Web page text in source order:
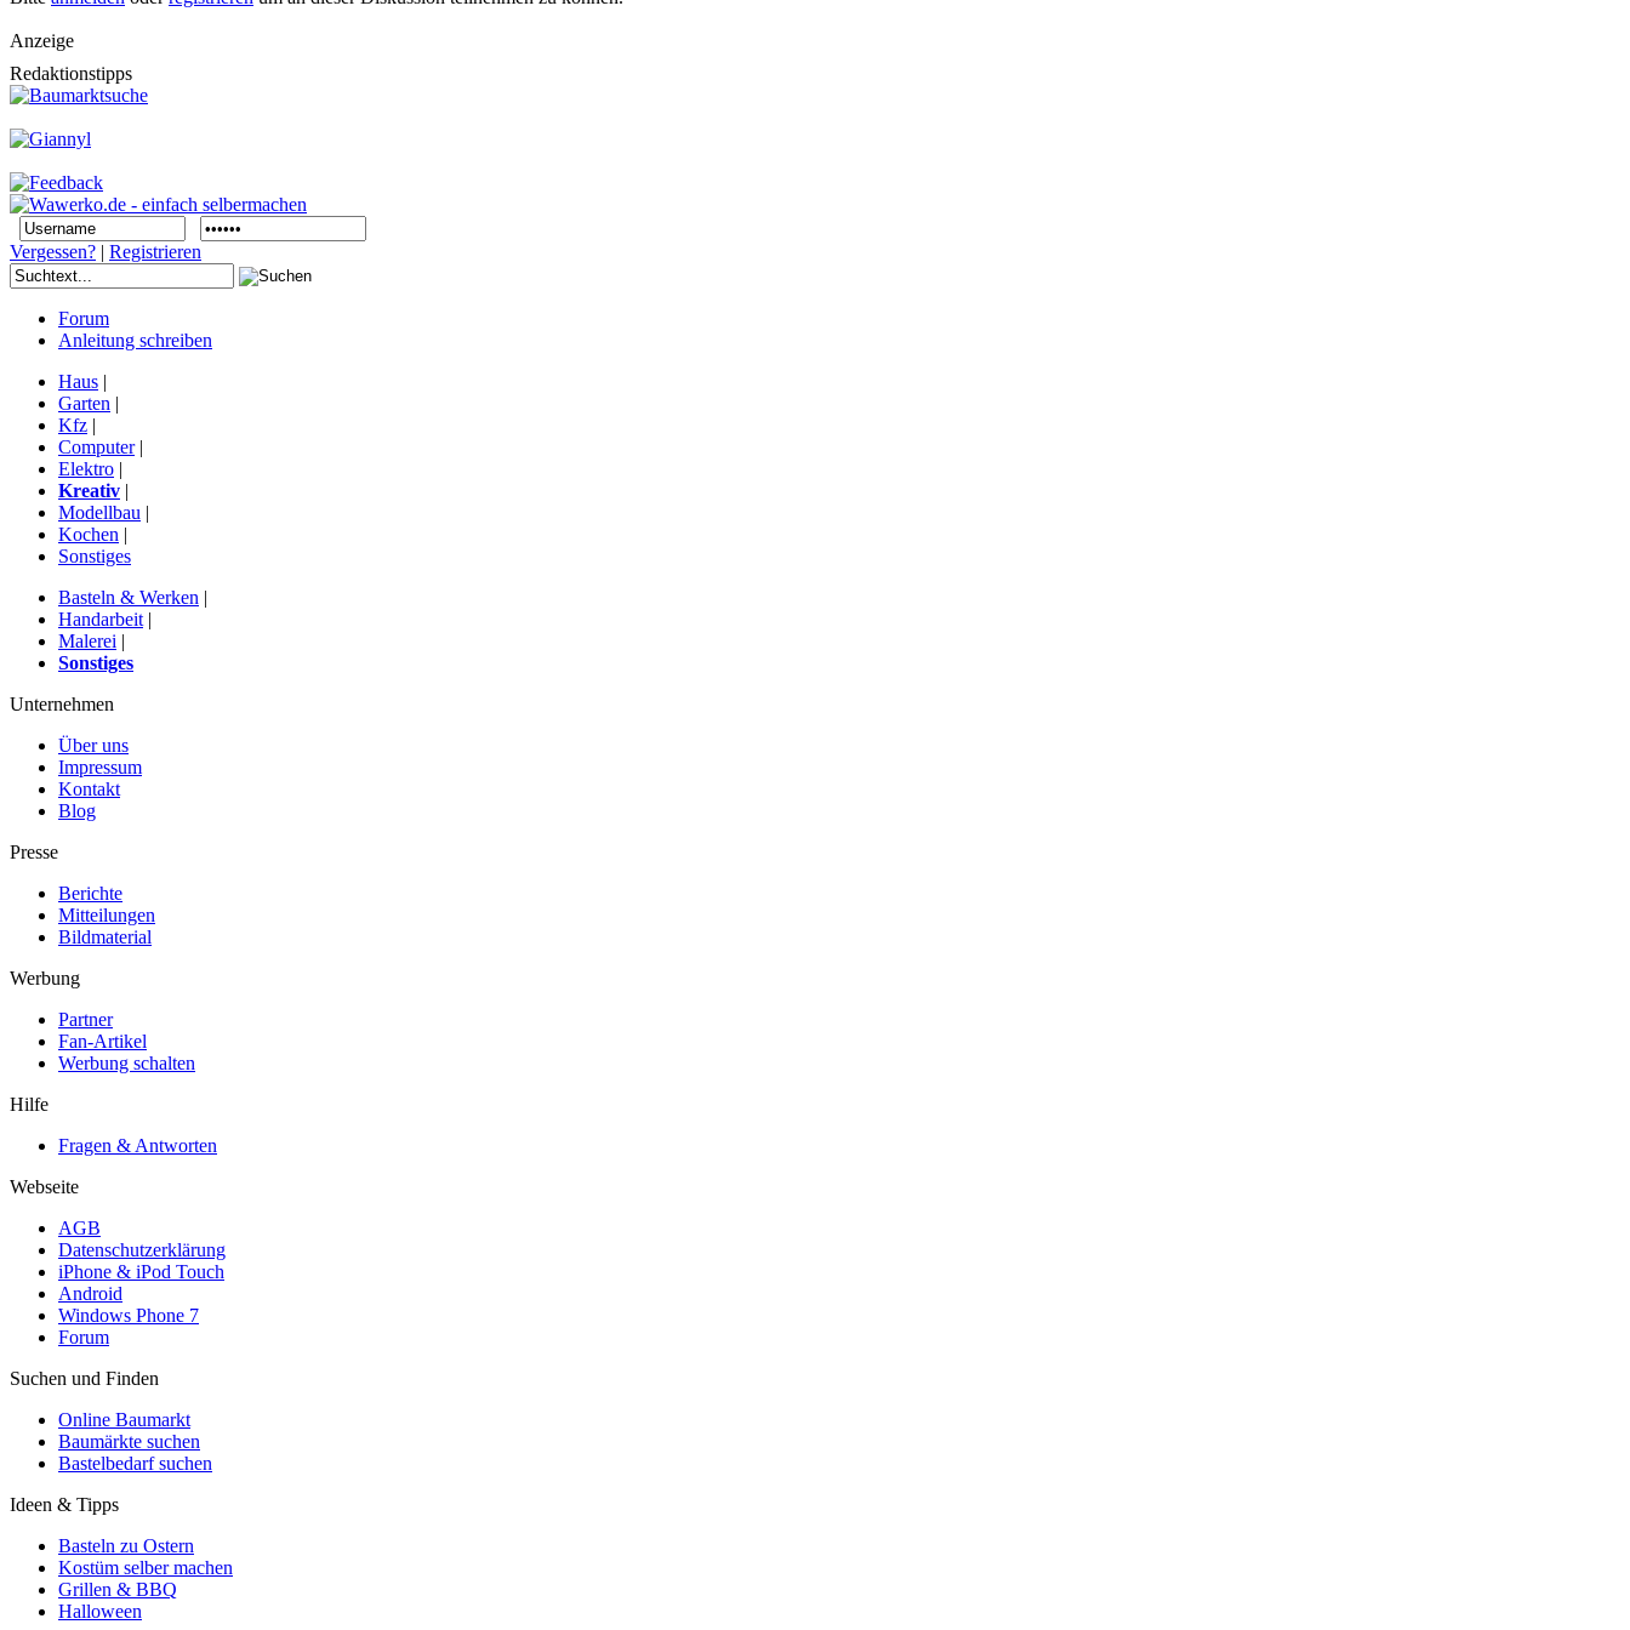
Anzeige
Redaktionstipps
Vergessen? | Registrieren
Forum
Anleitung schreiben
Haus |
Garten |
Kfz |
Computer|
Elektro |
Kreativ |
Modellbau |
Kochen |
Sonstiges
Basteln & Werken |
Handarbeit |
Malerei |
Sonstiges
Unternehmen
Über uns
Impressum
Kontakt
Blog
Presse
Berichte
Mitteilungen
Bildmaterial
Werbung
Partner
Fan-Artikel
Werbung schalten
Hilfe
Fragen & Antworten
Webseite
AGB
Datenschutzerklärung
iPhone & iPod Touch
Android
Windows Phone 7
Forum
Suchen und Finden
Online Baumarkt
Baumärkte suchen
Bastelbedarf suchen
Ideen & Tipps
Basteln zu Ostern
Kostüm selber machen
Grillen & BBQ
Halloween